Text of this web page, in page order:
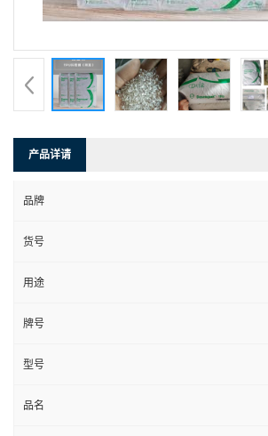
产品详请
品牌
货号
用途
牌号
型号
品名